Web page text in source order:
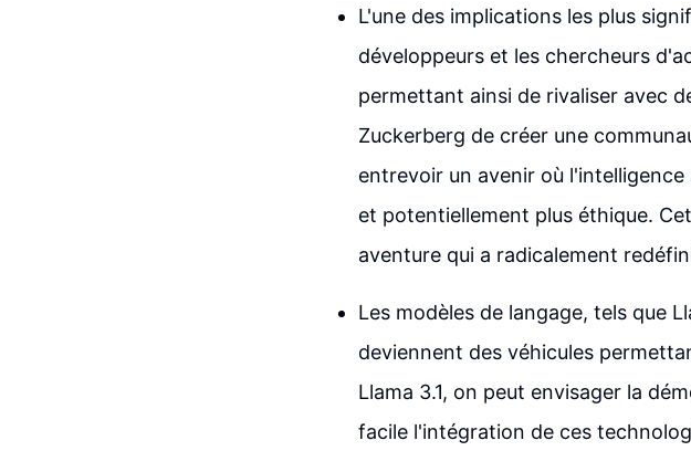
L'une des implications les plus
développeurs et les chercheurs
permettant ainsi de rivaliser avec
Zuckerberg de créer une
entrevoir un avenir où
et potentiellement plus éthique.
aventure qui a radicalement
Les modèles de langage, tels que
deviennent des véhicules
Llama 3.1, on peut envisager la
facile l'intégration de ces